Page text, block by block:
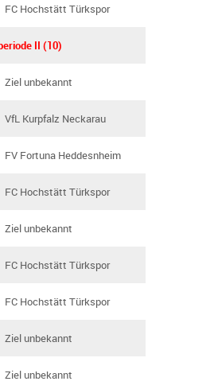
FC Hochstätt Türkspor
II (10)
Ziel unbekannt
VfL Kurpfalz Neckarau
FV Fortuna Heddesnheim
FC Hochstätt Türkspor
Ziel unbekannt
FC Hochstätt Türkspor
FC Hochstätt Türkspor
Ziel unbekannt
Ziel unbekannt